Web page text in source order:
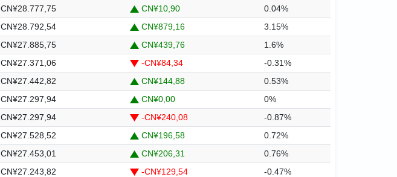
CN¥28.777,75 CN¥10,90
0.04%
CN¥28.792,54 CN¥879,16
3.15%
CN¥27.885,75 CN¥439,76
1.6%
CN¥27.371,06 -CN¥84,34
-0.31%
CN¥27.442,82 CN¥144,88
0.53%
CN¥27.297,94 CN¥0,00
0%
CN¥27.297,94 -CN¥240,08
-0.87%
CN¥27.528,52 CN¥196,58
0.72%
CN¥27.453,01 CN¥206,31
0.76%
CN¥27.243,82 -CN¥129,54
-0.47%